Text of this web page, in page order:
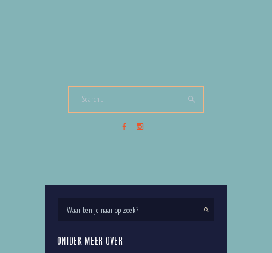
DE LEUKSTE ACTIVITEITEN IN DEN BOSCH – JUNI
Activiteiten,Blog,Den Bosch Guides,Events,Lente
Rosmalen Vught
ONTDEK MEER OVER